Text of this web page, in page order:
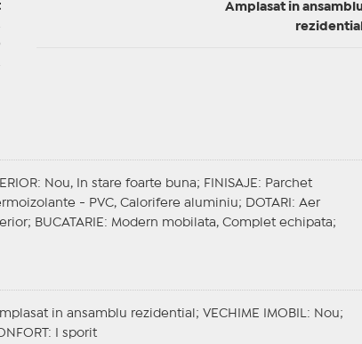
Amplasat in ansamblu
rezidential
: Nou, In stare foarte buna; FINISAJE : Parchet
- PVC, Calorifere aluminiu;
DOTARI : Aer
BUCATARIE : Modern mobilata, Complet echipata;
in ansamblu rezidential; VECHIME IMOBIL
: Nou;
: I sporit